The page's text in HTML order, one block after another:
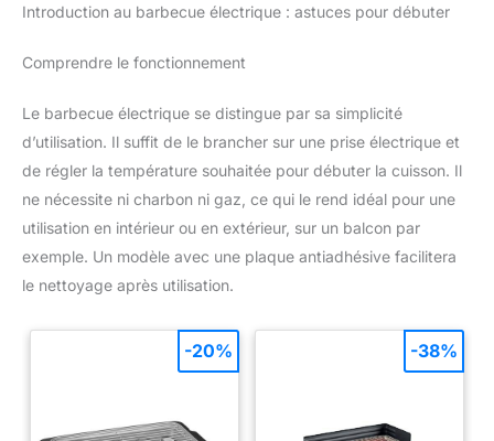
Introduction au barbecue électrique : astuces pour débuter
Comprendre le fonctionnement
Le barbecue électrique se distingue par sa simplicité
d’utilisation. Il suffit de le brancher sur une prise électrique et
de régler la température souhaitée pour débuter la cuisson. Il
ne nécessite ni charbon ni gaz, ce qui le rend idéal pour une
utilisation en intérieur ou en extérieur, sur un balcon par
exemple. Un modèle avec une plaque antiadhésive facilitera
le nettoyage après utilisation.
-20% -38%